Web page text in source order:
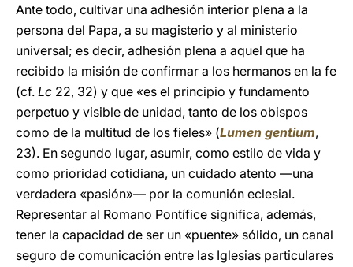
Ante todo, cultivar una adhesión interior plena a la
persona del Papa, a su magisterio y al ministerio
universal; es decir, adhesión plena a aquel que ha
recibido la misión de confirmar a los hermanos en la fe
(cf. Lc 22, 32) y que «es el principio y fundamento
perpetuo y visible de unidad, tanto de los obispos
como de la multitud de los fieles» (Lumen gentium,
23). En segundo lugar, asumir, como estilo de vida y
como prioridad cotidiana, un cuidado atento —una
verdadera «pasión»— por la comunión eclesial.
Representar al Romano Pontífice significa, además,
tener la capacidad de ser un «puente» sólido, un canal
seguro de comunicación entre las Iglesias particulares